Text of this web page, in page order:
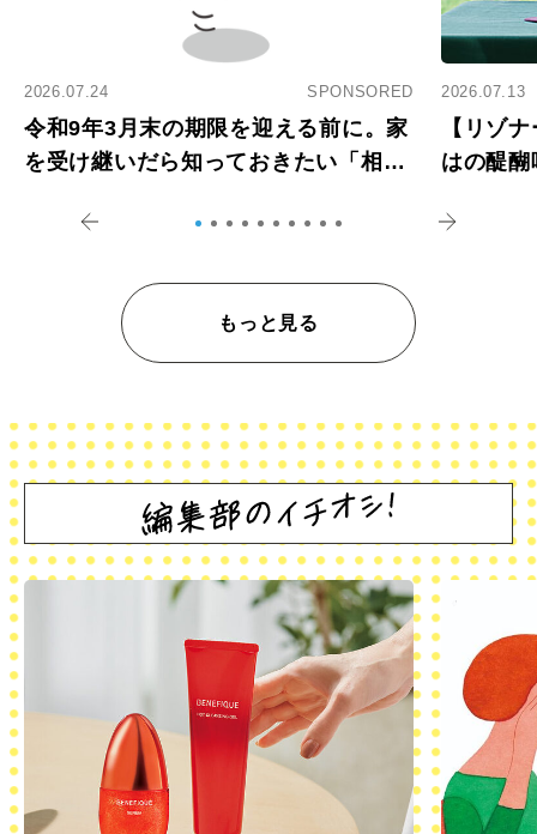
2026.07.24 SPONSORED
令和9年3月末の期限を迎える前に。家
を受け継いだら知っておきたい「相続
2026.07.13
【リゾ
はの醍
もっと見る